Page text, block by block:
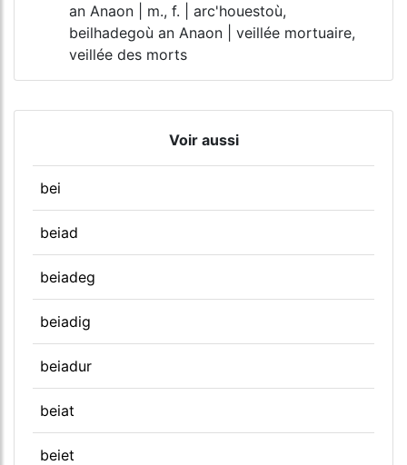
an Anaon | m., f. | arc'houestoù,
beilhadegoù an Anaon | veillée mortuaire,
veillée des morts
Voir aussi
bei
beiad
beiadeg
beiadig
beiadur
beiat
beiet